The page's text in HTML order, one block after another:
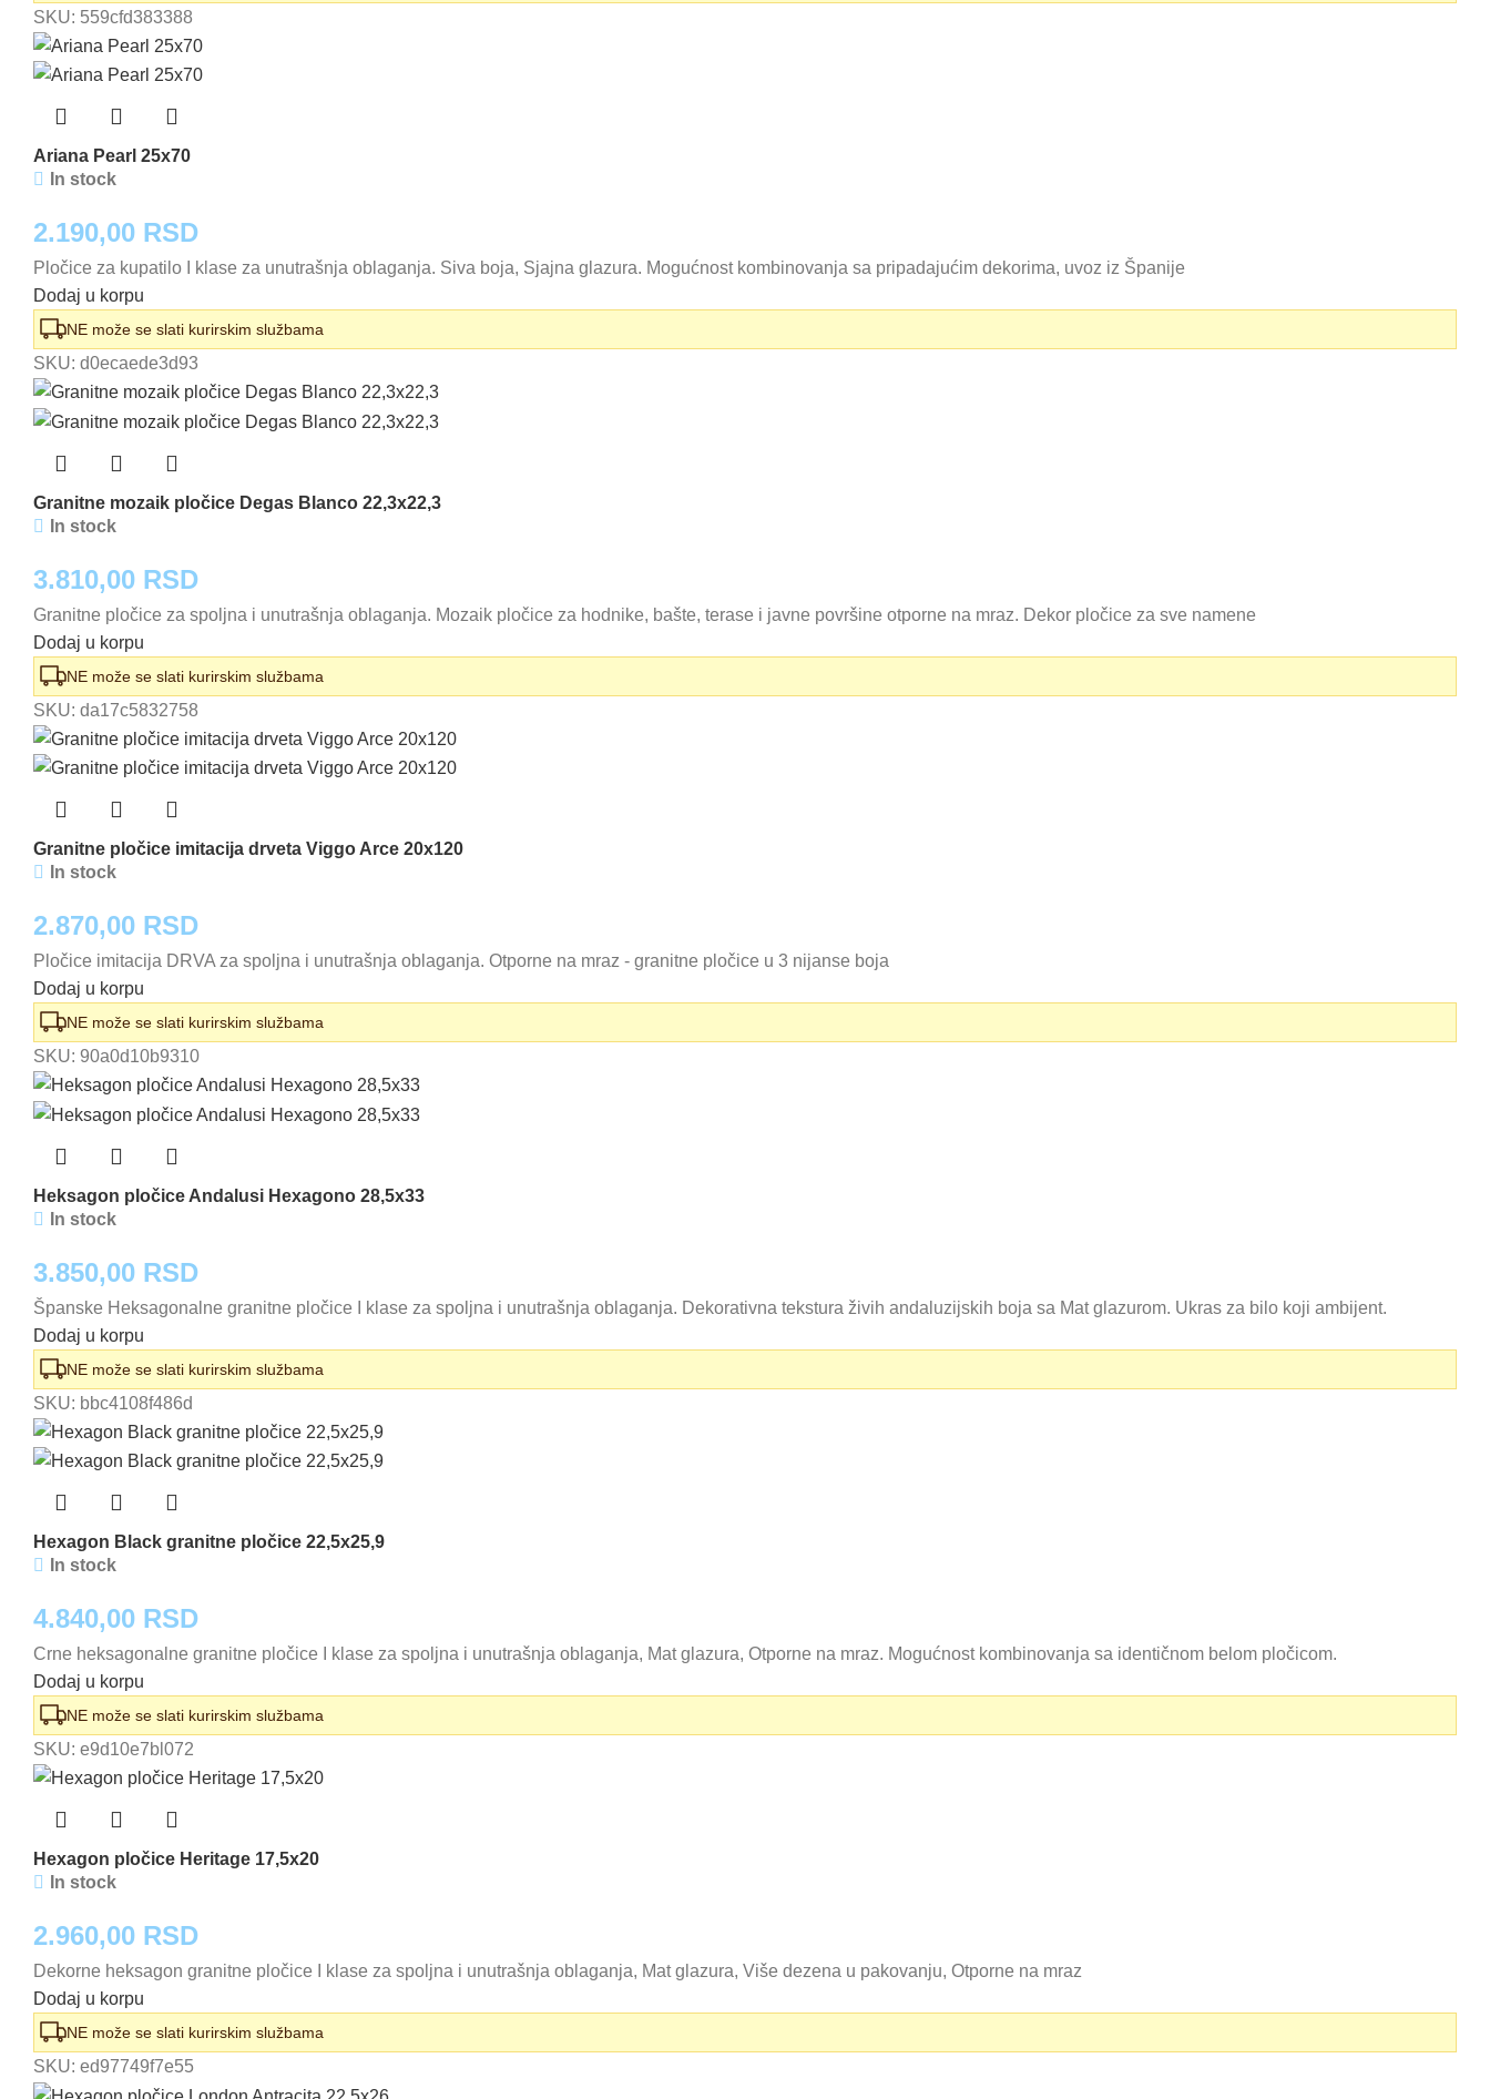
SKU: 559cfd383388
Ariana Pearl 25x70
In stock
2.190,00 RSD
Pločice za kupatilo I klase za unutrašnja oblaganja. Siva boja, Sjajna glazura. Mogućnost kombinovanja sa pripadajućim dekorima, uvoz iz Španije
Dodaj u korpu
NE može se slati kurirskim službama
SKU: d0ecaede3d93
Granitne mozaik pločice Degas Blanco 22,3x22,3
In stock
3.810,00 RSD
Granitne pločice za spoljna i unutrašnja oblaganja. Mozaik pločice za hodnike, bašte, terase i javne površine otporne na mraz. Dekor pločice za sve namene
Dodaj u korpu
NE može se slati kurirskim službama
SKU: da17c5832758
Granitne pločice imitacija drveta Viggo Arce 20x120
In stock
2.870,00 RSD
Pločice imitacija DRVA za spoljna i unutrašnja oblaganja. Otporne na mraz - granitne pločice u 3 nijanse boja
Dodaj u korpu
NE može se slati kurirskim službama
SKU: 90a0d10b9310
Heksagon pločice Andalusi Hexagono 28,5x33
In stock
3.850,00 RSD
Španske Heksagonalne granitne pločice I klase za spoljna i unutrašnja oblaganja. Dekorativna tekstura živih andaluzijskih boja sa Mat glazurom. Ukras za bilo koji ambijent.
Dodaj u korpu
NE može se slati kurirskim službama
SKU: bbc4108f486d
Hexagon Black granitne pločice 22,5x25,9
In stock
4.840,00 RSD
Crne heksagonalne granitne pločice I klase za spoljna i unutrašnja oblaganja, Mat glazura, Otporne na mraz. Mogućnost kombinovanja sa identičnom belom pločicom.
Dodaj u korpu
NE može se slati kurirskim službama
SKU: e9d10e7bl072
Hexagon pločice Heritage 17,5x20
In stock
2.960,00 RSD
Dekorne heksagon granitne pločice I klase za spoljna i unutrašnja oblaganja, Mat glazura, Više dezena u pakovanju, Otporne na mraz
Dodaj u korpu
NE može se slati kurirskim službama
SKU: ed97749f7e55